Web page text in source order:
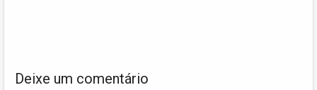
Deixe um comentário